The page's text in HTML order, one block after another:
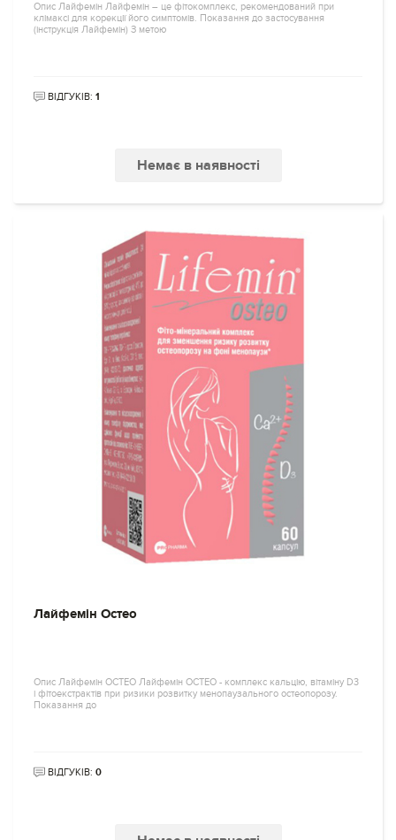
Опис Лайфемін Лайфемін – це фітокомплекс, рекомендований при
клімаксі для корекції його симптомів. Показання до застосування
(інструкція Лайфемін) З метою
ВІДГУКІВ: 1
Немає в наявності
Лайфемін Остео
Опис Лайфемін ОСТЕО Лайфемін ОСТЕО - комплекс кальцію, вітаміну D3
і фітоекстрактів при ризики розвитку менопаузального остеопорозу.
Показання до
ВІДГУКІВ: 0